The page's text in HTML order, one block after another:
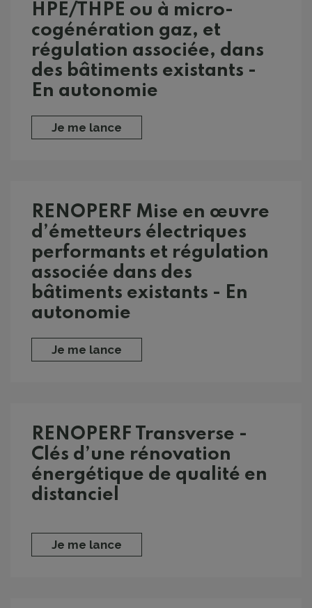
HPE/THPE ou à micro-
cogénération gaz, et
régulation associée, dans
des bâtiments existants -
En autonomie
Je me lance
RENOPERF Mise en œuvre
d’émetteurs électriques
performants et régulation
associée dans des
bâtiments existants - En
autonomie
Je me lance
RENOPERF Transverse -
Clés d’une rénovation
énergétique de qualité en
distanciel
Je me lance